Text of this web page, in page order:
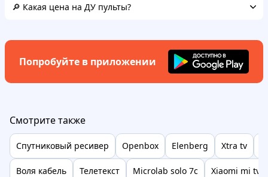
🔎 Какая цена на ДУ пульты?
Попробуйте в приложении
Смотрите также
Спутниковый ресивер Openbox Elenberg Xtra tv
Воля кабель Телетекст Microlab solo 7c Xiaomi mi tv